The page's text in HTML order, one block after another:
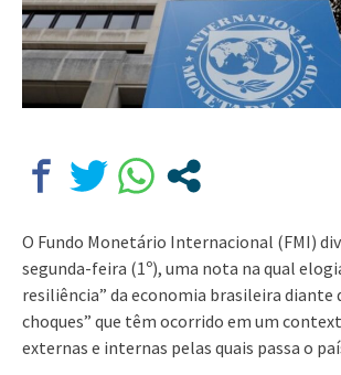
O Fundo Monetário Internacional (FMI)
segunda-feira (1º), uma nota na qual
resiliência” da economia brasileira diante
choques” que têm ocorrido em um
externas e internas pelas quais passa o